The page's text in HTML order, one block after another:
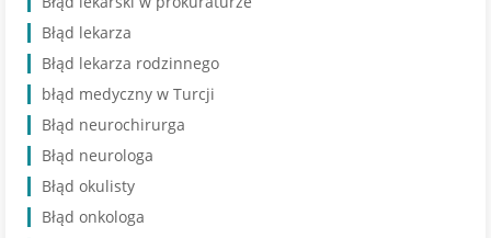
Błąd lekarza
Błąd lekarza rodzinnego
błąd medyczny w Turcji
Błąd neurochirurga
Błąd neurologa
Błąd okulisty
Błąd onkologa